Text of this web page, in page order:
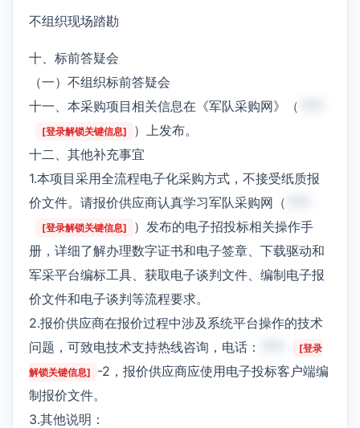
不组织现场踏勘
十、标前答疑会
（一）不组织标前答疑会
十一、本采购项目相关信息在《军队采购网》（
[登录解锁关键信息]
）上发布。
十二、其他补充事宜
1.本项目采用全流程电子化采购方式，不接受纸质报
价文件。请报价供应商认真学习军队采购网（
[登录解锁关键信息]
）发布的电子招投标相关操作手
册，详细了解办理数字证书和电子签章、下载驱动和
军采平台编标工具、获取电子谈判文件、编制电子报
价文件和电子谈判等流程要求。
2.报价供应商在报价过程中涉及系统平台操作的技术
问题，可致电技术支持热线咨询，电话：
[登录
解锁关键信息]
-2，报价供应商应使用电子投标客户端编
制报价文件。
3.其他说明：